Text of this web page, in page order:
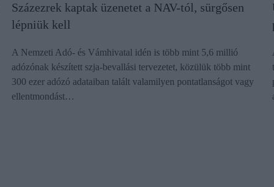
Százezrek kaptak üzenetet a NAV-tól, sürgősen
lépniük kell
A Nemzeti Adó- és Vámhivatal idén is több mint 5,6 millió
adózónak készített szja-bevallási tervezetet, közülük több mint
300 ezer adózó adataiban talált valamilyen pontatlanságot vagy
ellentmondást…